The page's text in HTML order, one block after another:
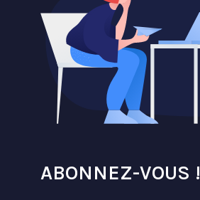
ABONNEZ-VOUS !